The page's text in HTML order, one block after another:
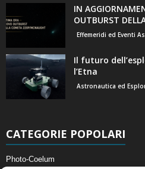
IN
OUTBURST
Effemeridi ed Eventi
Il futuro
l’Etna
Astronautica ed
CATEGORIE POPOLARI
Photo-Coelum